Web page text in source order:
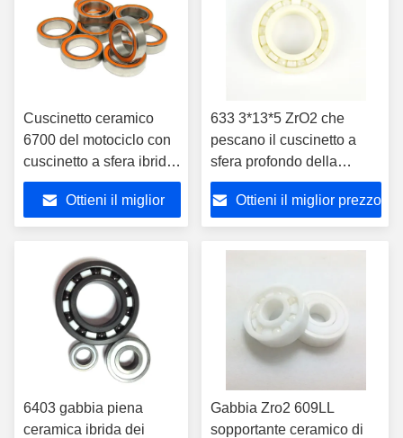
Cuscinetto ceramico
6700 del motociclo con
cuscinetto a sfera ibrido
dei CB 6700RS 10*15*4
dell'acciaio inossidabile
Ottieni il miglior
633 3*13*5 ZrO2 che
pescano il cuscinetto a
sfera profondo della
scanalatura dei cuscinetti
ceramici di Shimano della
bobina
Ottieni il miglior prezzo
6403 gabbia piena
ceramica ibrida dei
Gabbia Zro2 609LL
sopportante ceramico di